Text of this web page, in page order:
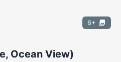
6+
Ocean View)